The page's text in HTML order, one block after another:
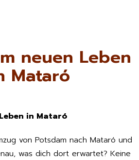
neuen Leben
Mataró
in Mataró
von Potsdam nach Mataró und
was dich dort erwartet? Keine